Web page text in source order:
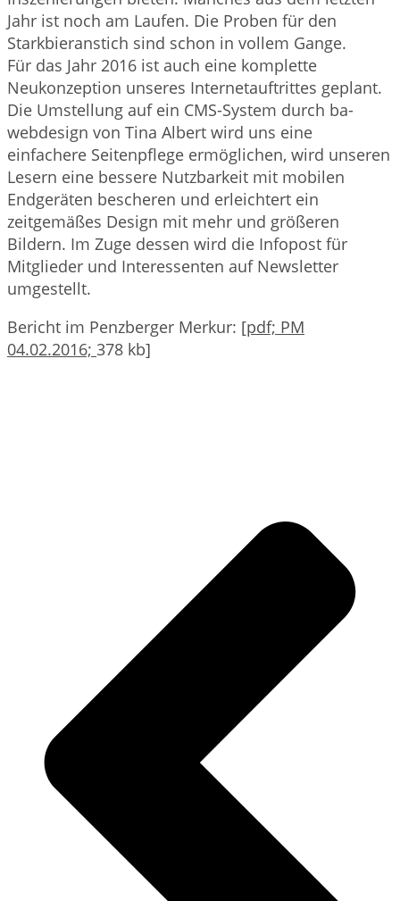
Jahr ist noch am Laufen. Die Proben für den
Starkbieranstich sind schon in vollem Gange.
Für das Jahr 2016 ist auch eine komplette
Neukonzeption unseres Internetauftrittes geplant.
Die Umstellung auf ein CMS-System durch ba-
webdesign von Tina Albert wird uns eine
einfachere Seitenpflege ermöglichen, wird unseren
Lesern eine bessere Nutzbarkeit mit mobilen
Endgeräten bescheren und erleichtert ein
zeitgemäßes Design mit mehr und größeren
Bildern. Im Zuge dessen wird die Infopost für
Mitglieder und Interessenten auf Newsletter
umgestellt.
Bericht im Penzberger Merkur: [pdf; PM
04.02.2016; 378 kb]